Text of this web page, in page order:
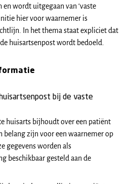
wordt uitgegaan van ‘vaste
hier voor waarnemer is
In het thema staat expliciet dat
huisartsenpost wordt bedoeld.
bij de vaste
huisarts bijhoudt over een patiënt
belang zijn voor een waarnemer op
gegevens worden als
beschikbaar gesteld aan de